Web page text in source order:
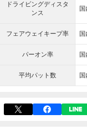
ドライビングディスタ
ンス
フェアウェイキープ率
パーオン率
平均パット数